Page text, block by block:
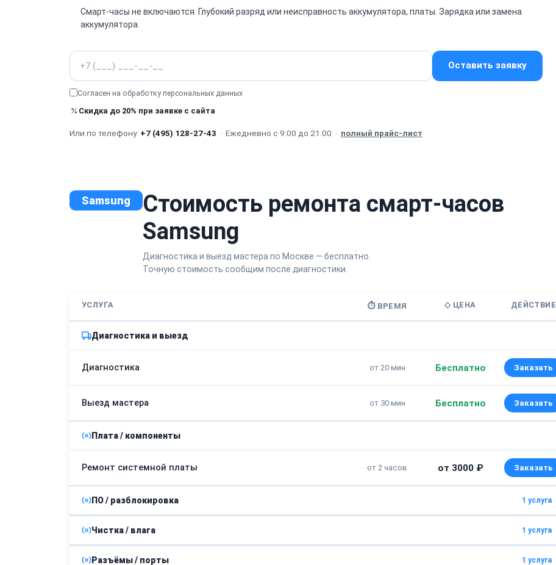
Смарт-часы не включаются. Глубокий разряд или неисправность аккумулятора, платы. Зарядка или замена
аккумулятора.
Телефон
Оставить заявку
Согласен на обработку персональных данных
Скидка до 20% при заявке с сайта
Или по телефону: +7 (495) 128-27-43 · Ежедневно с 9:00 до 21:00 · полный прайс-лист
Samsung
Стоимость ремонта смарт-часов
Samsung
Диагностика и выезд мастера по Москве — бесплатно.
Точную стоимость сообщим после диагностики.
УСЛУГА ⏱ ВРЕМЯ ◇ ЦЕНА ДЕЙСТВИЕ
Диагностика и выезд
Диагностика от 20 мин Бесплатно Заказать
Выезд мастера от 30 мин Бесплатно Заказать
Плата / компоненты
Ремонт системной платы от 2 часов от 3000 ₽
ПО / разблокировка 1 услуга
Прошивка
Чистка / влага 1 услуга
Восстановление после попадания влаги
Разъёмы / порты 1 услуга